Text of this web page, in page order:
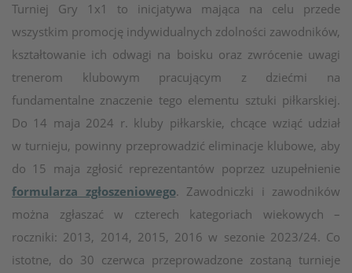
Turniej Gry 1x1 to inicjatywa mająca na celu przede
wszystkim promocję indywidualnych zdolności zawodników,
kształtowanie ich odwagi na boisku oraz zwrócenie uwagi
trenerom klubowym pracującym z dziećmi na
fundamentalne znaczenie tego elementu sztuki piłkarskiej.
Do 14 maja 2024 r. kluby piłkarskie, chcące wziąć udział
w turnieju, powinny przeprowadzić eliminacje klubowe, aby
do 15 maja zgłosić reprezentantów poprzez uzupełnienie
formularza zgłoszeniowego. Zawodniczki i zawodników
można zgłaszać w czterech kategoriach wiekowych –
roczniki: 2013, 2014, 2015, 2016 w sezonie 2023/24. Co
istotne, do 30 czerwca przeprowadzone zostaną turnieje